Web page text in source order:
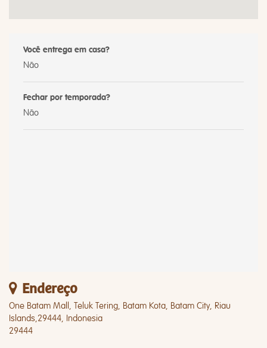
Você entrega em casa?
Não
Fechar por temporada?
Não
Endereço
One Batam Mall, Teluk Tering, Batam Kota, Batam City, Riau
Islands,29444, Indonesia
29444